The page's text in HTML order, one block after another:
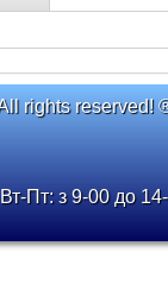
rights reserved!
Пт: з 9-00 до